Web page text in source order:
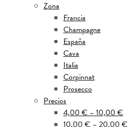
Zona
Francia
Champagne
España
Cava
Italia
Corpinnat
Prosecco
Precios
4,00 € – 10,00 €